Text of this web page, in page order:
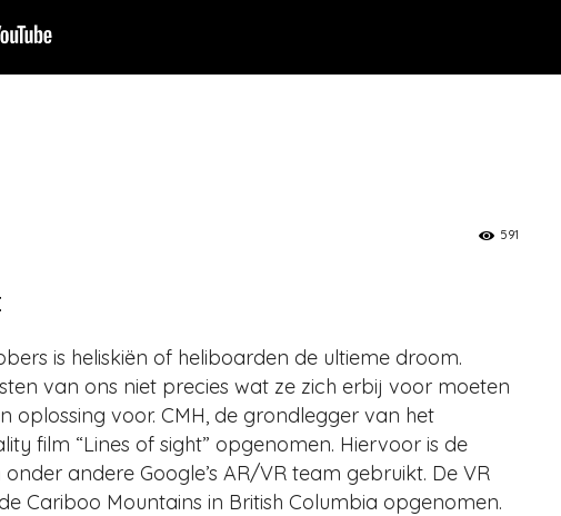
591
is heliskiën of heliboarden de ultieme droom.
van ons niet precies wat ze zich erbij voor moeten
oplossing voor. CMH, de grondlegger van het
film “Lines of sight” opgenomen. Hiervoor is de
andere Google’s AR/VR team gebruikt. De VR
Cariboo Mountains in British Columbia opgenomen.